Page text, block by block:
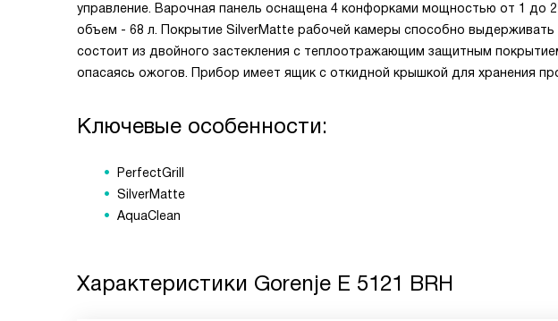
управление. Варочная панель оснащена 4 конфорками мощностью от 1 до
объем - 68 л. Покрытие SilverMatte рабочей камеры способно выдерживать
состоит из двойного застекления с теплоотражающим защитным
опасаясь ожогов. Прибор имеет ящик с откидной крышкой для хранения
Ключевые особенности:
PerfectGrill
SilverMatte
AquaClean
Характеристики Gorenje E 5121 BRH